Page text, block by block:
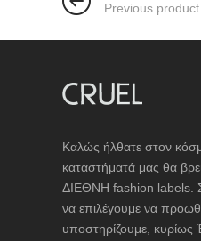
Previous product
Καλώς ήλθατε στον
καταστήματά μας θα
ΔΙΕΘΝΗ fashion labels.
να επιλέγουμε να
υποστηρίζουμε, κυρίως